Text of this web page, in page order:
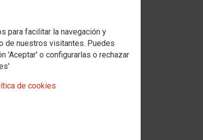
para facilitar la navegación y
de nuestros visitantes. Puedes
'Aceptar' o configurarlas o rechazar
de cookies